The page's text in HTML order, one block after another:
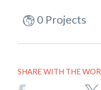
0 Projects
SHARE WITH THE